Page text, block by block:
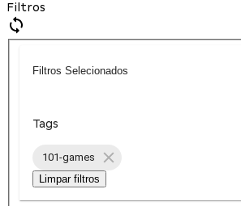
Filtros
Filtros Selecionados
Tags
101-games
Limpar filtros